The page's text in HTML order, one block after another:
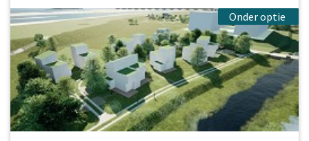
Onder optie